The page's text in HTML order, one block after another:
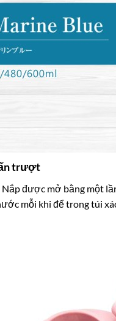
trượt
được mở bằng một
mỗi khi để trong túi